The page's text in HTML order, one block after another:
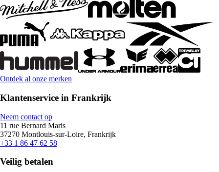
Ontdek al onze merken
Klantenservice in Frankrijk
Neem contact op
11 rue Bernard Maris
37270 Montlouis-sur-Loire, Frankrijk
+33 1 86 47 62 58
Veilig betalen